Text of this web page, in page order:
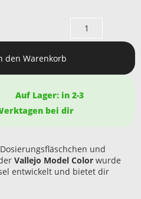
den Warenkorb
Auf Lager: in 2-3
bei dir
und
Vallejo Model Colorwurde
entwickelt und bietet dir